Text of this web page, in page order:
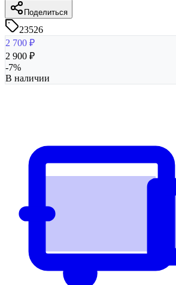
Поделиться
23526
2 700 ₽
2 900 ₽
-7%
В наличии